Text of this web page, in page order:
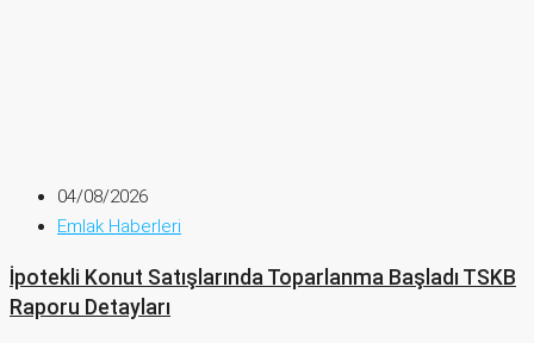
04/08/2026
Emlak Haberleri
İpotekli Konut Satışlarında Toparlanma Başladı TSKB
Raporu Detayları